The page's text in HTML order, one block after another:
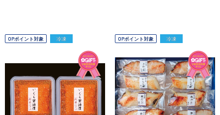
OPポイント対象 冷凍 OPポイント対象 冷凍